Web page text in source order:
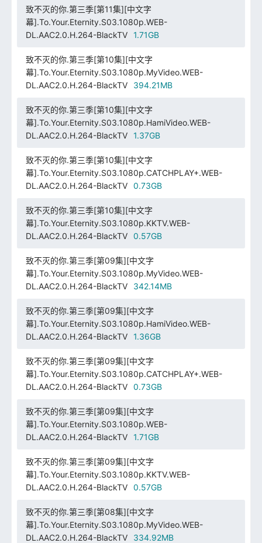
致不灭的你.第三季[第11集][中文字
幕].To.Your.Eternity.S03.1080p.WEB-
DL.AAC2.0.H.264-BlackTV
1.71GB
致不灭的你.第三季[第10集][中文字
幕].To.Your.Eternity.S03.1080p.MyVideo.WEB-
DL.AAC2.0.H.264-BlackTV
394.21MB
致不灭的你.第三季[第10集][中文字
幕].To.Your.Eternity.S03.1080p.HamiVideo.WEB-
DL.AAC2.0.H.264-BlackTV
1.37GB
致不灭的你.第三季[第10集][中文字
幕].To.Your.Eternity.S03.1080p.CATCHPLAY+.WEB-
DL.AAC2.0.H.264-BlackTV
0.73GB
致不灭的你.第三季[第10集][中文字
幕].To.Your.Eternity.S03.1080p.KKTV.WEB-
DL.AAC2.0.H.264-BlackTV
0.57GB
致不灭的你.第三季[第09集][中文字
幕].To.Your.Eternity.S03.1080p.MyVideo.WEB-
DL.AAC2.0.H.264-BlackTV
342.14MB
致不灭的你.第三季[第09集][中文字
幕].To.Your.Eternity.S03.1080p.HamiVideo.WEB-
DL.AAC2.0.H.264-BlackTV
1.36GB
致不灭的你.第三季[第09集][中文字
幕].To.Your.Eternity.S03.1080p.CATCHPLAY+.WEB-
DL.AAC2.0.H.264-BlackTV
0.73GB
致不灭的你.第三季[第09集][中文字
幕].To.Your.Eternity.S03.1080p.WEB-
DL.AAC2.0.H.264-BlackTV
1.71GB
致不灭的你.第三季[第09集][中文字
幕].To.Your.Eternity.S03.1080p.KKTV.WEB-
DL.AAC2.0.H.264-BlackTV
0.57GB
致不灭的你.第三季[第08集][中文字
幕].To.Your.Eternity.S03.1080p.MyVideo.WEB-
DL.AAC2.0.H.264-BlackTV
334.92MB